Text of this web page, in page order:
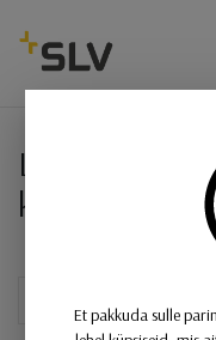
LED -
LED -
kanaliline
Et pakkuda sulle